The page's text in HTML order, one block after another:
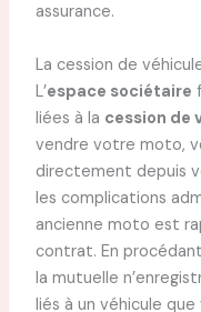
assurance.
La cession de
L’espace sociétaire
liées à la cession de
vendre votre moto,
directement depuis
les complications
ancienne moto est
contrat. En
la mutuelle
liés à un véhicule que